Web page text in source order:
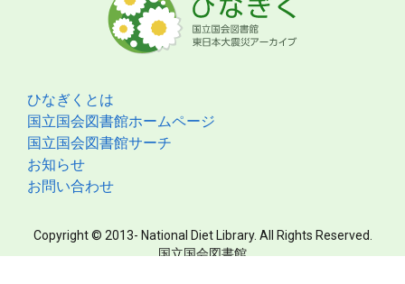
ひなぎくとは
国立国会図書館ホームページ
国立国会図書館サーチ
お知らせ
お問い合わせ
Copyright © 2013- National Diet Library. All Rights Reserved.